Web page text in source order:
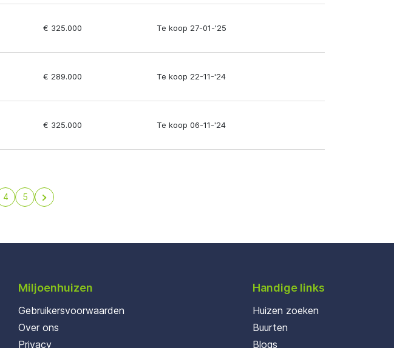
€ 325.000 Te koop 27-01-'25
€ 289.000 Te koop 22-11-'24
€ 325.000 Te koop 06-11-'24
4 5
Miljoenhuizen
Gebruikersvoorwaarden
Over ons
Privacy
Handige links
Huizen zoeken
Buurten
Blogs